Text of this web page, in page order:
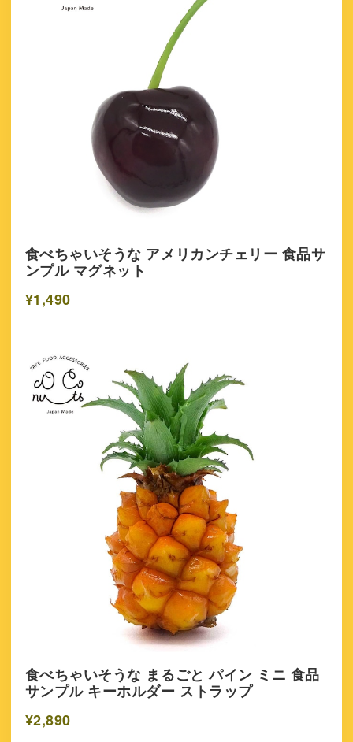
食べちゃいそうな アメリカンチェリー 食品サ
ンプル マグネット
¥1,490
食べちゃいそうな まるごと パイン ミニ 食品
サンプル キーホルダー ストラップ
¥2,890